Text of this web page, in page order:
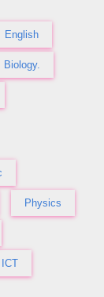
English
Biology.
Physics
ICT